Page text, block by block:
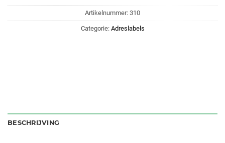
Artikelnummer: 310
Categorie: Adreslabels
BESCHRIJVING